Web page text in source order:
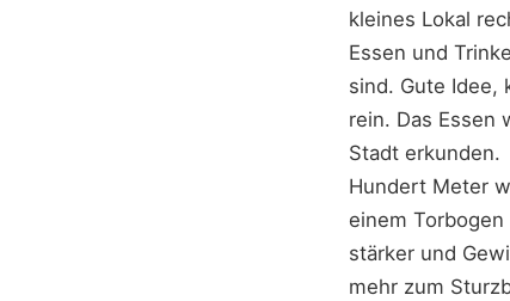
kleines Lokal
Essen und
sind. Gute Idee,
rein. Das Essen
Stadt erkunden.
Hundert Meter
einem
stärker und
mehr zum